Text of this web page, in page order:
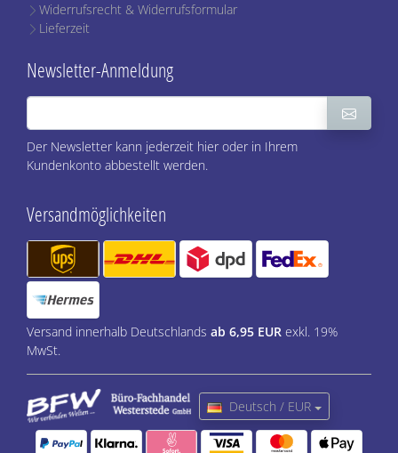
Widerrufsrecht & Widerrufsformular
Lieferzeit
Newsletter-Anmeldung
Der Newsletter kann jederzeit hier oder in Ihrem
Kundenkonto abbestellt werden.
Versandmöglichkeiten
Versand innerhalb Deutschlands ab 6,95 EUR exkl. 19%
MwSt.
Deutsch / EUR